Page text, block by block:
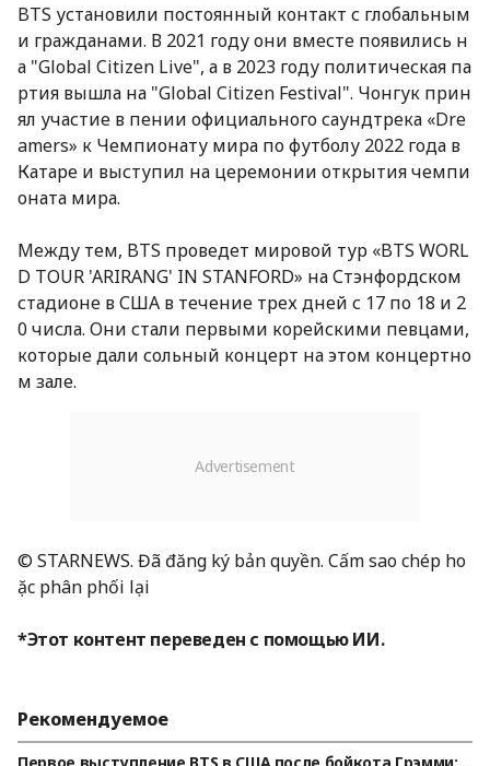
BTS установили постоянный контакт с глобальным
и гражданами. В 2021 году они вместе появились н
а "Global Citizen Live", а в 2023 году политическая па
ртия вышла на "Global Citizen Festival". Чонгук прин
ял участие в пении официального саундтрека «Dre
amers» к Чемпионату мира по футболу 2022 года в
Катаре и выступил на церемонии открытия чемпи
оната мира.
Между тем, BTS проведет мировой тур «BTS WORL
D TOUR 'ARIRANG' IN STANFORD» на Стэнфордском
стадионе в США в течение трех дней с 17 по 18 и 2
0 числа. Они стали первыми корейскими певцами,
которые дали сольный концерт на этом концертно
м зале.
© STARNEWS. Đã đăng ký bản quyền. Cấm sao chép ho
ặc phân phối lại
*Этот контент переведен с помощью ИИ.
Рекомендуемое